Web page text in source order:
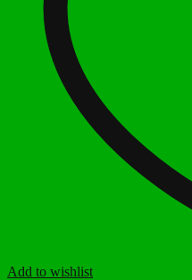
Add to wishlist